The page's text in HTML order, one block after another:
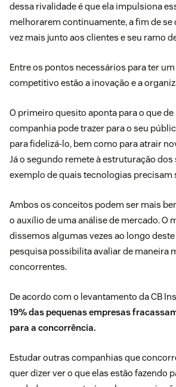
dessa rivalidade é que ela impulsiona
melhorarem continuamente, a fim de se
vez mais junto aos clientes e seu ramo
Entre os pontos necessários para ter um
competitivo estão a inovação e a
O primeiro quesito aponta para o que
companhia pode trazer para o seu
para fidelizá-lo, bem como para atrair
Já o segundo remete à estruturação
exemplo de quais tecnologias precisam
Ambos os conceitos podem ser mais
o auxílio de uma análise de mercado. O
dissemos algumas vezes ao longo
pesquisa possibilita avaliar de maneira
concorrentes.
De acordo com o levantamento da CB
19% das pequenas empresas
para a concorrência.
Estudar outras companhias que
quer dizer ver o que elas estão fazendo